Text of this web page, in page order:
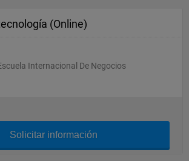
(Online)
Internacional De Negocios
Solicitar información